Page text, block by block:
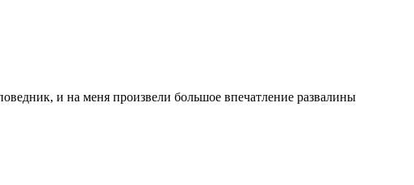
и на меня произвели большое впечатление развалины